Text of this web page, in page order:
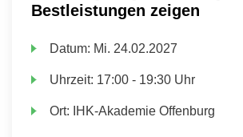
Bestleistungen zeigen
Datum: Mi. 24.02.2027
Uhrzeit: 17:00 - 19:30 Uhr
Ort: IHK-Akademie Offenburg